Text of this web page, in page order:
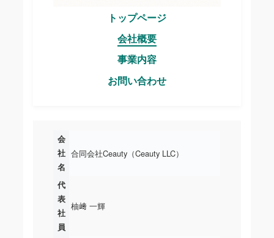
トップページ
会社概要
事業内容
お問い合わせ
会
社
名
合同会社Ceauty（Ceauty LLC）
代
表
社
員
柚﨑 一輝